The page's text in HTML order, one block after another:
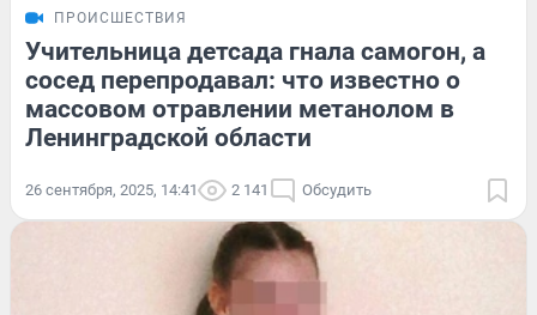
ПРОИСШЕСТВИЯ
Учительница детсада гнала самогон, а
сосед перепродавал: что известно о
массовом отравлении метанолом в
Ленинградской области
26 сентября, 2025, 14:41 2 141 Обсудить